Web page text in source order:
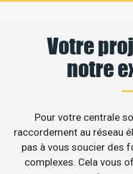
Votre
notre
Pour votre centrale
raccordement au réseau
pas à vous soucier des
complexes. Cela vous